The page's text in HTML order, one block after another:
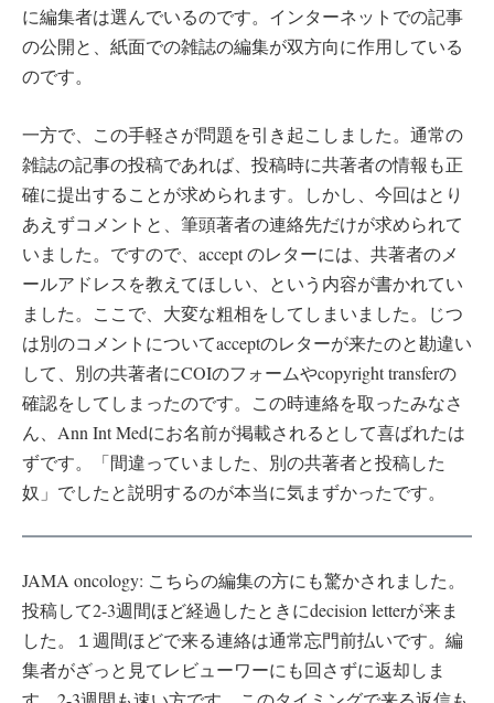
に編集者は選んでいるのです。インターネットでの記事
の公開と、紙面での雑誌の編集が双方向に作用している
のです。
一方で、この手軽さが問題を引き起こしました。通常の
雑誌の記事の投稿であれば、投稿時に共著者の情報も正
確に提出することが求められます。しかし、今回はとり
あえずコメントと、筆頭著者の連絡先だけが求められて
いました。ですので、accept のレターには、共著者のメ
ールアドレスを教えてほしい、という内容が書かれてい
ました。ここで、大変な粗相をしてしまいました。じつ
は別のコメントについてacceptのレターが来たのと勘違い
して、別の共著者にCOIのフォームやcopyright transferの
確認をしてしまったのです。この時連絡を取ったみなさ
ん、Ann Int Medにお名前が掲載されるとして喜ばれたは
ずです。「間違っていました、別の共著者と投稿した
奴」でしたと説明するのが本当に気まずかったです。
JAMA oncology: こちらの編集の方にも驚かされました。
投稿して2-3週間ほど経過したときにdecision letterが来ま
した。１週間ほどで来る連絡は通常忘門前払いです。編
集者がざっと見てレビューワーにも回さずに返却しま